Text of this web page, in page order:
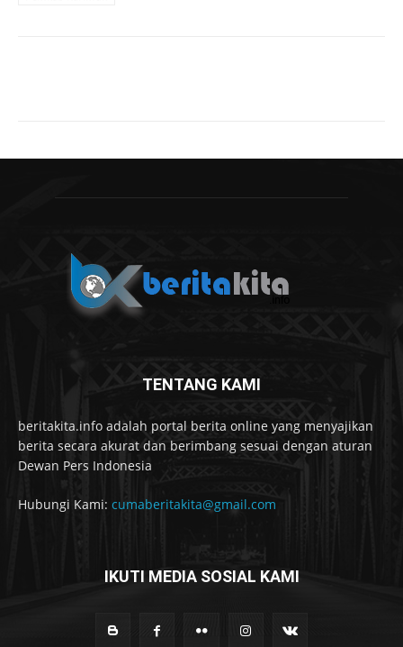
TENTANG KAMI
beritakita.info adalah portal berita online yang menyajikan
berita secara akurat dan berimbang sesuai dengan aturan
Dewan Pers Indonesia
Hubungi Kami: cumaberitakita@gmail.com
IKUTI MEDIA SOSIAL KAMI